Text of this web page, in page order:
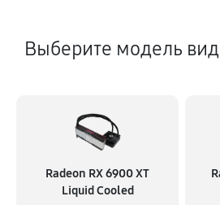
Выберите модель
Radeon RX 6900 XT
Liquid Cooled